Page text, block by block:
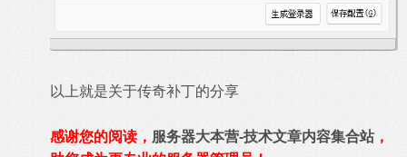
以上就是关于传奇补丁的分享
感谢您的阅读， 服务器大本营-技术文章内容集合站，